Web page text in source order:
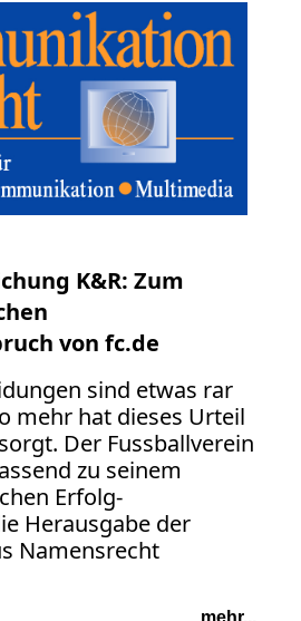
K&R: Zum
von fc.de
sind etwas rar
mehr hat dieses Urteil
Der Fussballverein
zu seinem
Erfolg-
Herausgabe der
Namensrecht